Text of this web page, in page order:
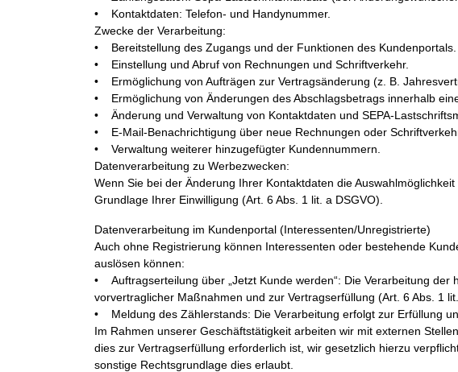
• Kontaktdaten: Telefon- und Handynummer.
Zwecke der Verarbeitung:
• Bereitstellung des Zugangs und der Funktionen des Kundenportals.
• Einstellung und Abruf von Rechnungen und Schriftverkehr.
• Ermöglichung von Aufträgen zur Vertragsänderung (z. B.
• Ermöglichung von Änderungen des Abschlagsbetrags innerhalb
• Änderung und Verwaltung von Kontaktdaten und SEPA-
• E-Mail-Benachrichtigung über neue Rechnungen oder
• Verwaltung weiterer hinzugefügter Kundennummern.
Datenverarbeitung zu Werbezwecken:
Wenn Sie bei der Änderung Ihrer Kontaktdaten die
Grundlage Ihrer Einwilligung (Art. 6 Abs. 1 lit. a DSGVO).
Datenverarbeitung im Kundenportal (Interessenten/Unregistrierte)
Auch ohne Registrierung können Interessenten oder bestehende
auslösen können:
• Auftragserteilung über „Jetzt Kunde werden“: Die Verarbeitung
vorvertraglicher Maßnahmen und zur Vertragserfüllung (Art. 6 Abs. 1
• Meldung des Zählerstands: Die Verarbeitung erfolgt zur Erfüllung
Im Rahmen unserer Geschäftstätigkeit arbeiten wir mit externen
dies zur Vertragserfüllung erforderlich ist, wir gesetzlich hierzu
sonstige Rechtsgrundlage dies erlaubt.